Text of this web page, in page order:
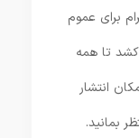
برای عموم
تا همه
انتشار
بمانید.